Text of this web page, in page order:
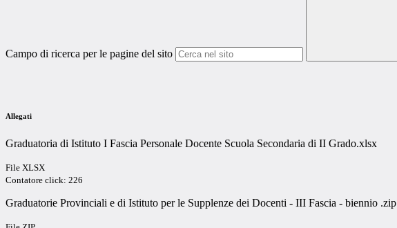
Campo di ricerca per le pagine del sito
Allegati
Graduatoria di Istituto I Fascia Personale Docente Scuola Secondaria di II Grado.xlsx
File XLSX
Contatore click: 226
Graduatorie Provinciali e di Istituto per le Supplenze dei Docenti - III Fascia - biennio .zip